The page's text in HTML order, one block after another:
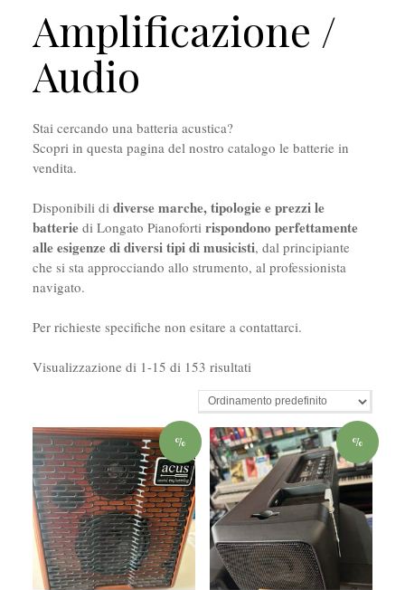
Amplificazione /
Audio
Stai cercando una batteria acustica?
Scopri in questa pagina del nostro catalogo le batterie in
vendita.
Disponibili di diverse marche, tipologie e prezzi le
batterie di Longato Pianoforti rispondono perfettamente
alle esigenze di diversi tipi di musicisti, dal principiante
che si sta approcciando allo strumento, al professionista
navigato.
Per richieste specifiche non esitare a contattarci.
Visualizzazione di 1-15 di 153 risultati
% %